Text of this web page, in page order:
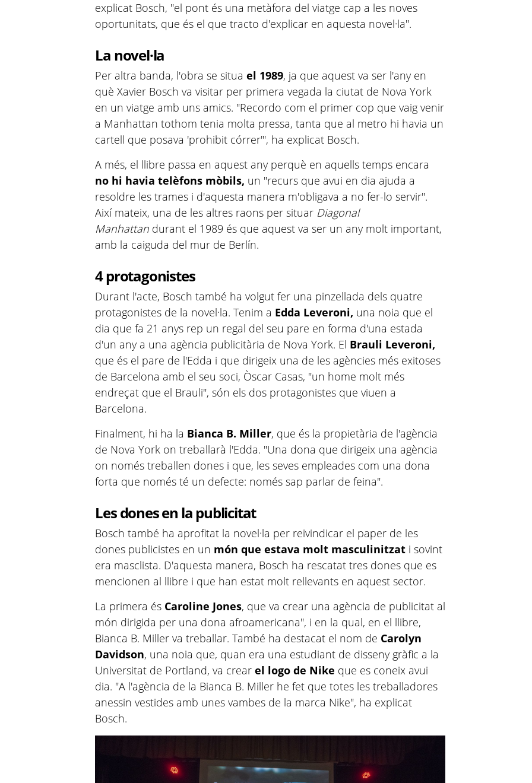
explicat Bosch, "el pont és una metàfora del viatge cap a les noves
oportunitats, que és el que tracto d'explicar en aquesta novel·la".
La novel·la
Per altra banda, l'obra se situael 1989, ja que aquest va ser l'any en
què Xavier Bosch va visitar per primera vegada la ciutat de Nova York
en un viatge amb uns amics. "Recordo com el primer cop que vaig venir
a Manhattan tothom tenia molta pressa, tanta que al metro hi havia un
cartell que posava 'prohibit córrer'", ha explicat Bosch.
A més, el llibre passa en aquest any perquè en aquells temps encara
no hi havia telèfons mòbils, un "recurs que avui en dia ajuda a
resoldre les trames i d'aquesta manera m'obligava a no fer-lo servir".
Així mateix, una de les altres raons per situar Diagonal
Manhattan durant el 1989 és que aquest va ser un any molt important,
amb la caiguda del mur de Berlín.
4 protagonistes
Durant l'acte, Bosch també ha volgut fer una pinzellada dels quatre
protagonistes de la novel·la. Tenim a Edda Leveroni, una noia que el
dia que fa 21 anys rep un regal del seu pare en forma d'una estada
d'un any a una agència publicitària de Nova York. El Brauli Leveroni,
que és el pare de l'Edda i que dirigeix una de les agències més exitoses
de Barcelona amb el seu soci, Òscar Casas, "un home molt més
endreçat que el Brauli", són els dos protagonistes que viuen a
Barcelona.
Finalment, hi ha la Bianca B. Miller, que és la propietària de l'agència
de Nova York on treballarà l'Edda. "Una dona que dirigeix una agència
on només treballen dones i que, les seves empleades com una dona
forta que només té un defecte: només sap parlar de feina".
Les dones en la publicitat
Bosch també ha aprofitat la novel·la per reivindicar el paper de les
dones publicistes en un món que estava molt masculinitzat i sovint
era masclista. D'aquesta manera, Bosch ha rescatat tres dones que es
mencionen al llibre i que han estat molt rellevants en aquest sector.
La primera és Caroline Jones, que va crear una agència de publicitat al
món dirigida per una dona afroamericana", i en la qual, en el llibre,
Bianca B. Miller va treballar. També ha destacat el nom de Carolyn
Davidson, una noia que, quan era una estudiant de disseny gràfic a la
Universitat de Portland, va crearel logo de Nike que es coneix avui
dia. "A l'agència de la Bianca B. Miller he fet que totes les treballadores
anessin vestides amb unes vambes de la marca Nike", ha explicat
Bosch.